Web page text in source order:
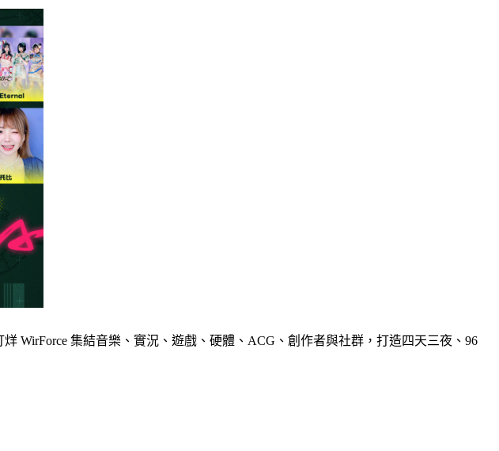
WirForce 集結音樂、實況、遊戲、硬體、ACG、創作者與社群，打造四天三夜、96